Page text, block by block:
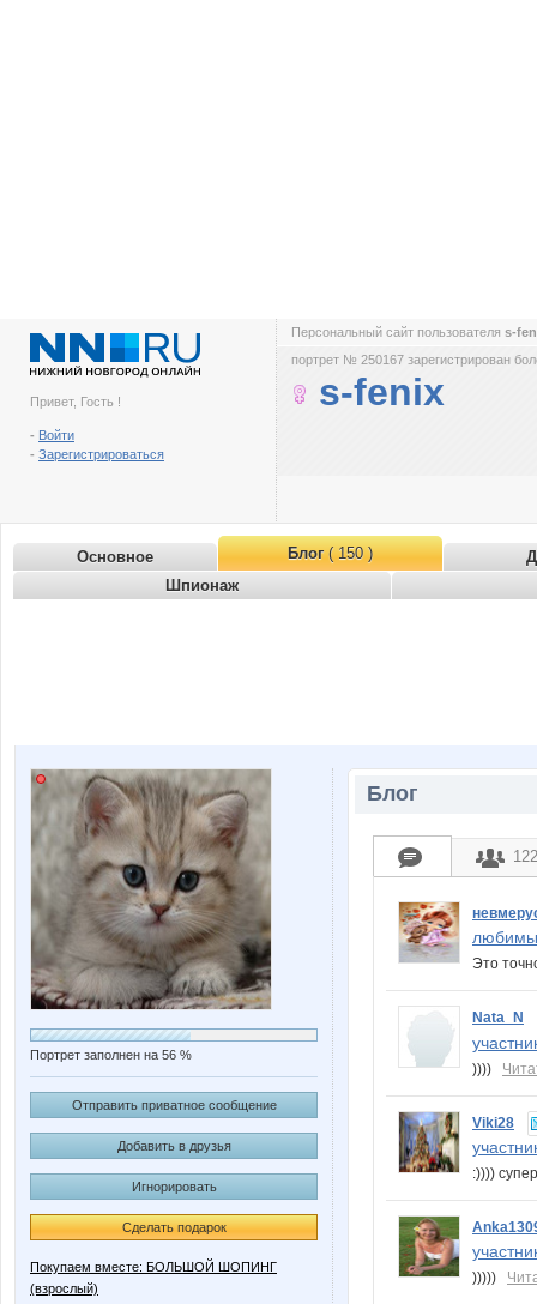
Привет, Гость !
- Войти
- Зарегистрироваться
Персональный сайт пользователя s-
портрет № 250167 зарегистрирован
s-fenix
Основное Блог( 150 )
Шпионаж
Портрет заполнен на 56 %
Отправить приватное сообщение
Добавить в друзья
Игнорировать
Сделать подарок
Покупаем вместе: БОЛЬШОЙ ШОПИНГ
(взрослый)
Блог
Это
Nata_N
))))
Viki28
:))))
)))))